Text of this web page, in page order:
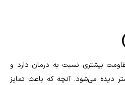
بیشتری نسبت به درمان دارد و
دیده می‌شود. آنچه که باعث تمایز